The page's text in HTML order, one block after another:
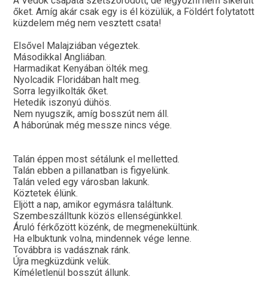
őket. Amíg akár csak egy is él közülük, a Földért folytatott
küzdelem még nem vesztett csata!
Elsővel Malajziában végeztek.
Másodikkal Angliában.
Harmadikat Kenyában ölték meg.
Nyolcadik Floridában halt meg.
Sorra legyilkolták őket.
Hetedik iszonyú dühös.
Nem nyugszik, amíg bosszút nem áll.
A háborúnak még messze nincs vége.
Talán éppen most sétálunk el melletted.
Talán ebben a pillanatban is figyelünk.
Talán veled egy városban lakunk.
Köztetek élünk.
Eljött a nap, amikor egymásra találtunk.
Szembeszálltunk közös ellenségünkkel.
Áruló férkőzött közénk, de megmenekültünk.
Ha elbuktunk volna, mindennek vége lenne.
Továbbra is vadásznak ránk.
Újra megküzdünk velük.
Kíméletlenül bosszút állunk.